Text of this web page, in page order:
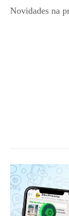
Novidades na